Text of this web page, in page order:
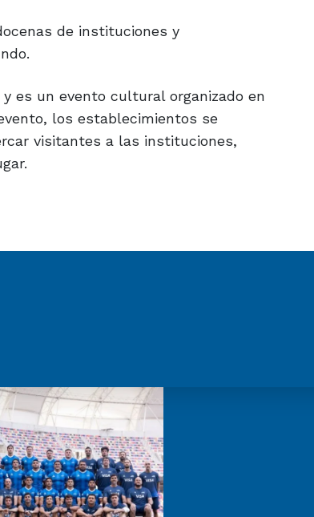
de instituciones y
es un evento cultural organizado en
los establecimientos se
visitantes a las instituciones,